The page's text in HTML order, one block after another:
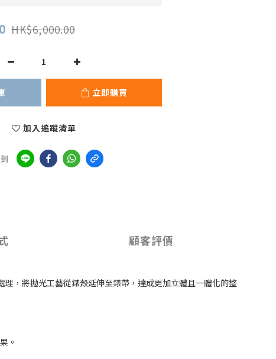
HK$6,000.00
立即購買
加入追蹤清單
顧客評價
，將拋光工藝從錶殼延伸至錶帶，達成更加立體且一體化的整
。